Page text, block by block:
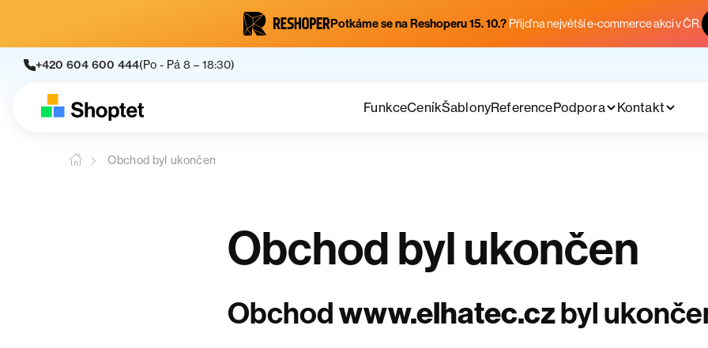
Potkáme se na Reshoperu 15. 10.? Přijď na největší e-commerce akci v ČR.
+420 604 600 444(Po - Pá 8 – 18:30)
FunkceCeníkŠablonyReferencePodpora Kontakt
Obchod byl ukončen
Obchod byl ukončen
Obchodwww.elhatec.czbyl